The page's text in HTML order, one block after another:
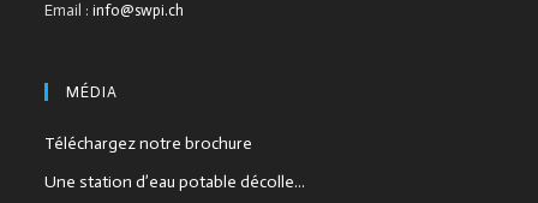
Email :info@swpi.ch
MÉDIA
Téléchargez notre brochure
Une station d’eau potable décolle...